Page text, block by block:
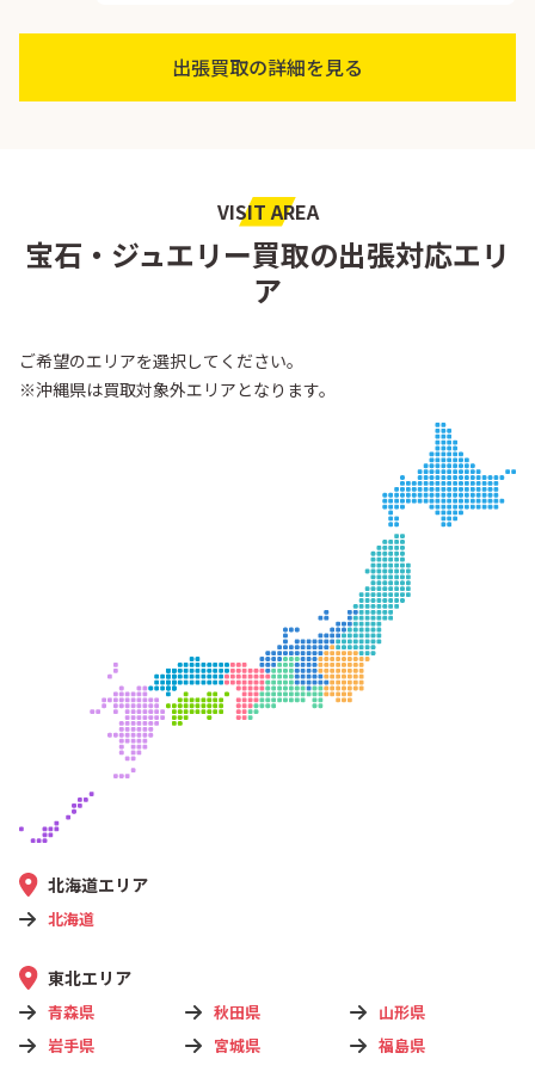
出張買取の詳細を見る
VISIT AREA
宝石・ジュエリー買取の出張対応エリ
ア
ご希望のエリアを選択してください。
※沖縄県は買取対象外エリアとなります。
北海道エリア
北海道
東北エリア
青森県 秋田県
山形県
岩手県
宮城県 福島県